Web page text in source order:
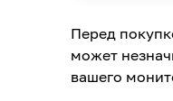
Световой
Перед
может
вашего